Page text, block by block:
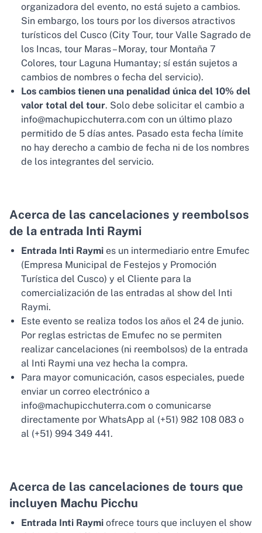
organizadora del evento, no está sujeto a cambios.
Sin embargo, los tours por los diversos atractivos
turísticos del Cusco (City Tour, tour Valle Sagrado de
los Incas, tour Maras – Moray, tour Montaña 7
Colores, tour Laguna Humantay; sí están sujetos a
cambios de nombres o fecha del servicio).
Los cambios tienen una penalidad única del 10% del
valor total del tour. Solo debe solicitar el cambio a
info@machupicchuterra.com con un último plazo
permitido de 5 días antes. Pasado esta fecha límite
no hay derecho a cambio de fecha ni de los nombres
de los integrantes del servicio.
Acerca de las cancelaciones y reembolsos
de la entrada Inti Raymi
Entrada Inti Raymi es un intermediario entre Emufec
(Empresa Municipal de Festejos y Promoción
Turística del Cusco) y el Cliente para la
comercialización de las entradas al show del Inti
Raymi.
Este evento se realiza todos los años el 24 de junio.
Por reglas estrictas de Emufec no se permiten
realizar cancelaciones (ni reembolsos) de la entrada
al Inti Raymi una vez hecha la compra.
Para mayor comunicación, casos especiales, puede
enviar un correo electrónico a
info@machupicchuterra.com o comunicarse
directamente por WhatsApp al (+51) 982 108 083 o
al (+51) 994 349 441.
Acerca de las cancelaciones de tours que
incluyen Machu Picchu
Entrada Inti Raymi ofrece tours que incluyen el show